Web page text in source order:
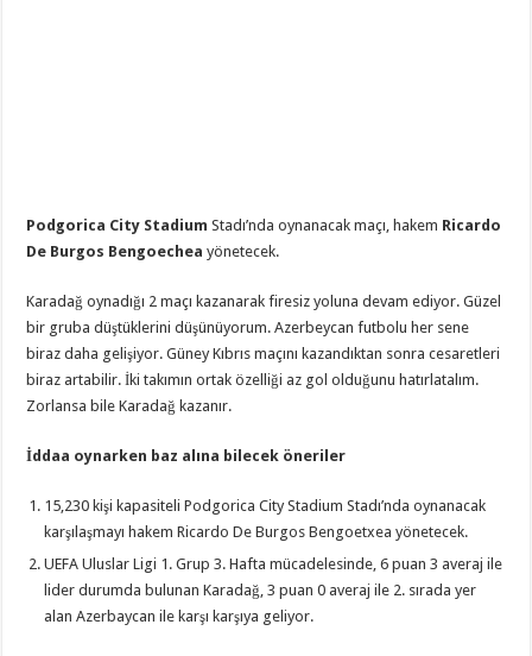
Podgorica City Stadium Stadı’nda oynanacak maçı, hakem Ricardo
De Burgos Bengoechea yönetecek.
Karadağ oynadığı 2 maçı kazanarak firesiz yoluna devam ediyor. Güzel
bir gruba düştüklerini düşünüyorum. Azerbeycan futbolu her sene
biraz daha gelişiyor. Güney Kıbrıs maçını kazandıktan sonra cesaretleri
biraz artabilir. İki takımın ortak özelliği az gol olduğunu hatırlatalım.
Zorlansa bile Karadağ kazanır.
İddaa oynarken baz alına bilecek öneriler
15,230 kişi kapasiteli Podgorica City Stadium Stadı’nda oynanacak
karşılaşmayı hakem Ricardo De Burgos Bengoetxea yönetecek.
UEFA Uluslar Ligi 1. Grup 3. Hafta mücadelesinde, 6 puan 3 averaj ile
lider durumda bulunan Karadağ, 3 puan 0 averaj ile 2. sırada yer
alan Azerbaycan ile karşı karşıya geliyor.